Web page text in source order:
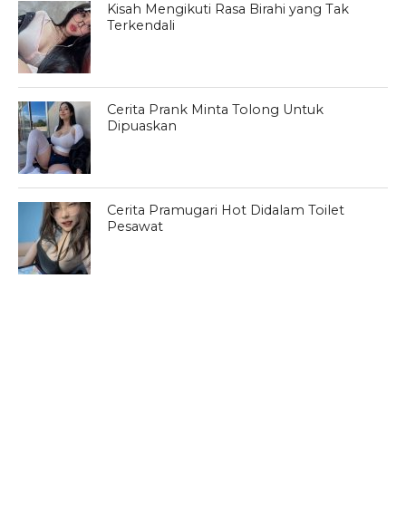
Kisah Mengikuti Rasa Birahi yang Tak
Terkendali
Cerita Prank Minta Tolong Untuk
Dipuaskan
Cerita Pramugari Hot Didalam Toilet
Pesawat